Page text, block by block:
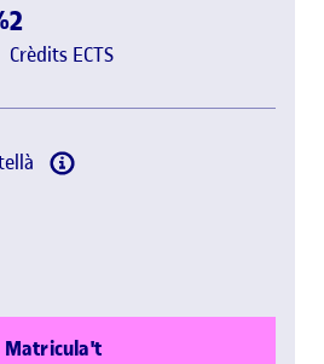
2
Crèdits ECTS
Matricula't